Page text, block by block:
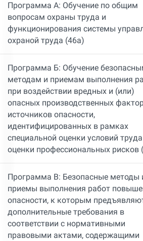
Программа А: Обучение по общим
вопросам охраны труда и
функционирования системы
охраной труда (46а)
Программа Б: Обучение
методам и приемам выполнения
при воздействии вредных и (или)
опасных производственных
источников опасности,
идентифицированных в рамках
специальной оценки условий
оценки профессиональных рисков
Программа В: Безопасные методы
приемы выполнения работ
опасности, к которым
дополнительные требования в
соответствии с нормативными
правовыми актами, содержащими